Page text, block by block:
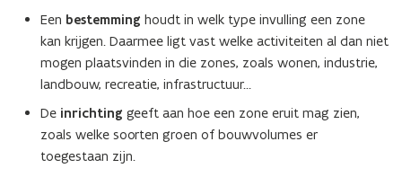
Een bestemming houdt in welk type invulling een zone
kan krijgen. Daarmee ligt vast welke activiteiten al dan niet
mogen plaatsvinden in die zones, zoals wonen, industrie,
landbouw, recreatie, infrastructuur…
De inrichting geeft aan hoe een zone eruit mag zien,
zoals welke soorten groen of bouwvolumes er
toegestaan zijn.